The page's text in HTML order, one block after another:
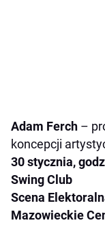
Adam Ferch –
koncepcji
30 stycznia,
Swing Club
Scena
Mazowieckie